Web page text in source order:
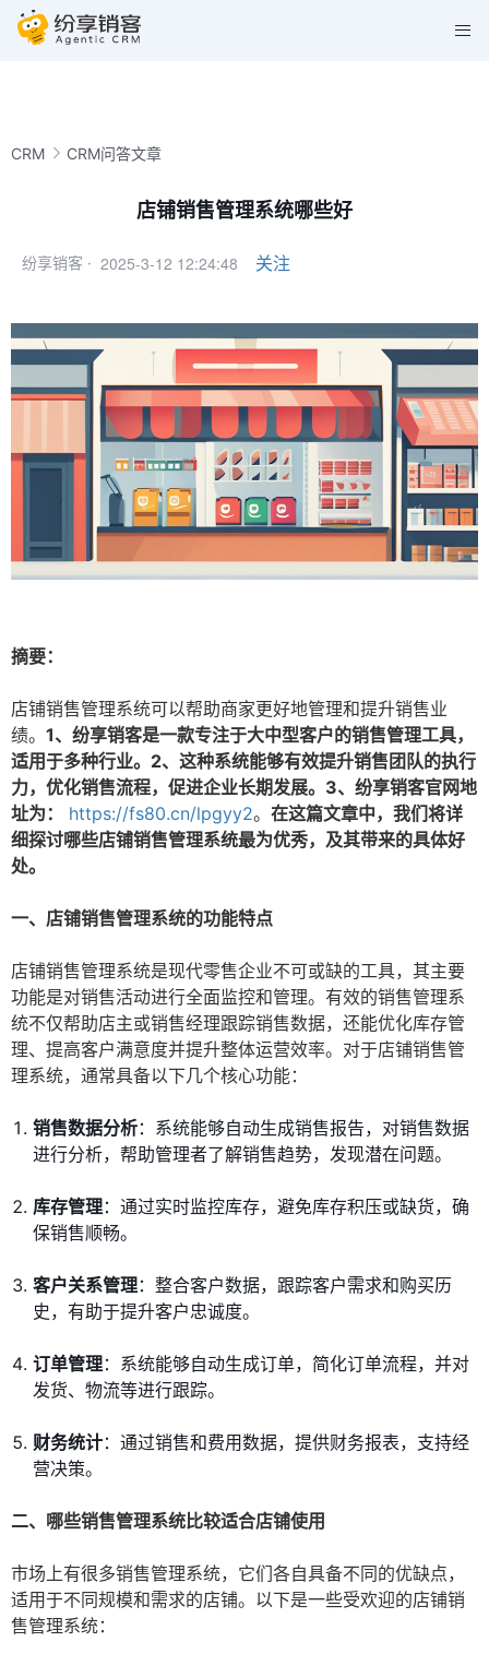
CRM CRM问答文章
店铺销售管理系统哪些好
纷享销客 · 2025-3-12 12:24:48 关注
摘要：
店铺销售管理系统可以帮助商家更好地管理和提升销售业
绩。 1、纷享销客是一款专注于大中型客户的销售管理工具，
适用于多种行业。2、这种系统能够有效提升销售团队的执行
力，优化销售流程，促进企业长期发展。3、纷享销客官网地
址为：
https://fs80.cn/lpgyy2。 在这篇文章中，我们将详
细探讨哪些店铺销售管理系统最为优秀，及其带来的具体好
处。
一、店铺销售管理系统的功能特点
店铺销售管理系统是现代零售企业不可或缺的工具，其主要
功能是对销售活动进行全面监控和管理。有效的销售管理系
统不仅帮助店主或销售经理跟踪销售数据，还能优化库存管
理、提高客户满意度并提升整体运营效率。对于店铺销售管
理系统，通常具备以下几个核心功能：
销售数据分析：系统能够自动生成销售报告，对销售数据
进行分析，帮助管理者了解销售趋势，发现潜在问题。
库存管理：通过实时监控库存，避免库存积压或缺货，确
保销售顺畅。
客户关系管理：整合客户数据，跟踪客户需求和购买历
史，有助于提升客户忠诚度。
订单管理：系统能够自动生成订单，简化订单流程，并对
发货、物流等进行跟踪。
财务统计：通过销售和费用数据，提供财务报表，支持经
营决策。
二、哪些销售管理系统比较适合店铺使用
市场上有很多销售管理系统，它们各自具备不同的优缺点，
适用于不同规模和需求的店铺。以下是一些受欢迎的店铺销
售管理系统：